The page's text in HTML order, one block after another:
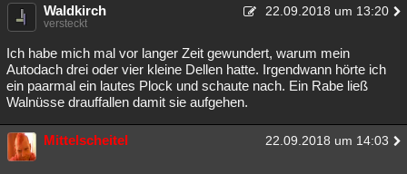
Waldkirch 22.09.2018 um 13:20
versteckt
Ich habe mich mal vor langer Zeit gewundert, warum mein
Autodach drei oder vier kleine Dellen hatte. Irgendwann hörte ich
ein paarmal ein lautes Plock und schaute nach. Ein Rabe ließ
Walnüsse drauffallen damit sie aufgehen.
Mittelscheitel 22.09.2018 um 14:03